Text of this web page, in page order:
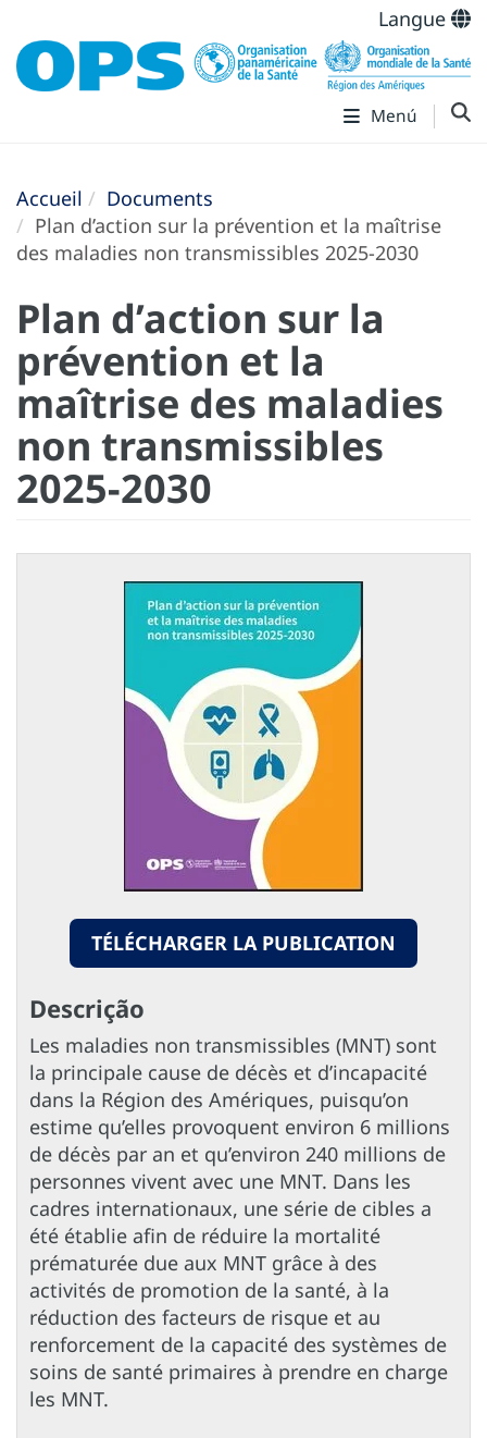
Langue
Menú
Accueil
Documents
Plan d’action sur la prévention et la maîtrise
des maladies non transmissibles 2025-2030
Plan d’action sur la
prévention et la
maîtrise des maladies
non transmissibles
2025-2030
TÉLÉCHARGER LA PUBLICATION
Descrição
Les maladies non transmissibles (MNT) sont
la principale cause de décès et d’incapacité
dans la Région des Amériques, puisqu’on
estime qu’elles provoquent environ 6 millions
de décès par an et qu’environ 240 millions de
personnes vivent avec une MNT. Dans les
cadres internationaux, une série de cibles a
été établie afin de réduire la mortalité
prématurée due aux MNT grâce à des
activités de promotion de la santé, à la
réduction des facteurs de risque et au
renforcement de la capacité des systèmes de
soins de santé primaires à prendre en charge
les MNT.